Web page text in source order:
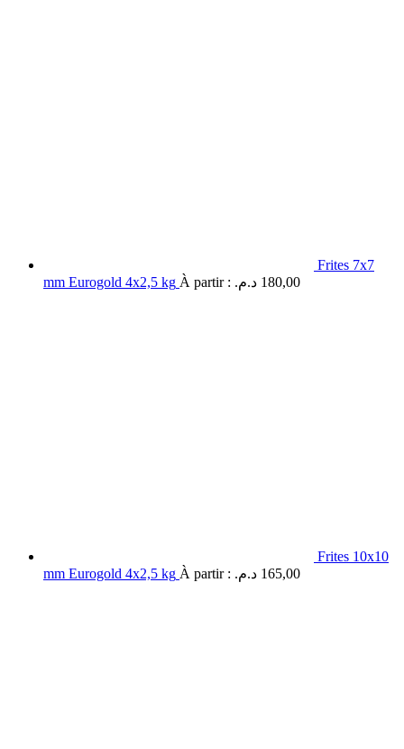
Frites 7x7
mm Eurogold 4x2,5 kg À partir : 180,00 د.م.
Frites 10x10
mm Eurogold 4x2,5 kg À partir : 165,00 د.م.